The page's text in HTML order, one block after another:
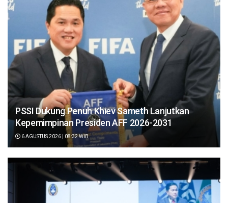
PSSI Dukung Penuh Khiev Sameth Lanjutkan
Kepemimpinan Presiden AFF 2026-2031
6 AGUSTUS 2026 | 08:32 WIB